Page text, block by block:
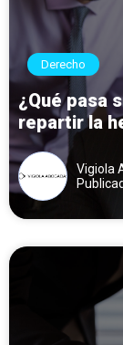
Derecho
¿Qué pasa
repartir la
Vigiola